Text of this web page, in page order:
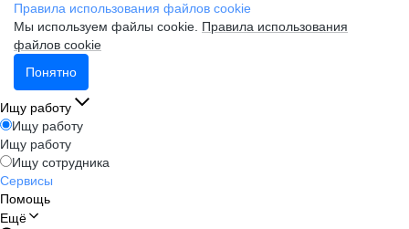
Правила использования файлов cookie
Мы используем файлы cookie. Правила использования
файлов cookie
Понятно
Ищу работу
Ищу работу
Ищу работу
Ищу сотрудника
Сервисы
Помощь
Ещё